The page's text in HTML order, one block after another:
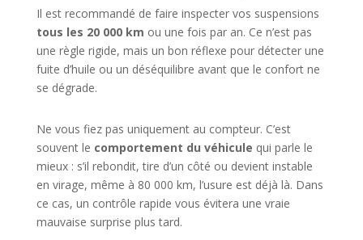
Il est recommandé de faire inspecter vos suspensions
tous les 20 000 km ou une fois par an. Ce n’est pas
une règle rigide, mais un bon réflexe pour détecter une
fuite d’huile ou un déséquilibre avant que le confort ne
se dégrade.
Ne vous fiez pas uniquement au compteur. C’est
souvent le comportement du véhicule qui parle le
mieux : s’il rebondit, tire d’un côté ou devient instable
en virage, même à 80 000 km, l’usure est déjà là. Dans
ce cas, un contrôle rapide vous évitera une vraie
mauvaise surprise plus tard.